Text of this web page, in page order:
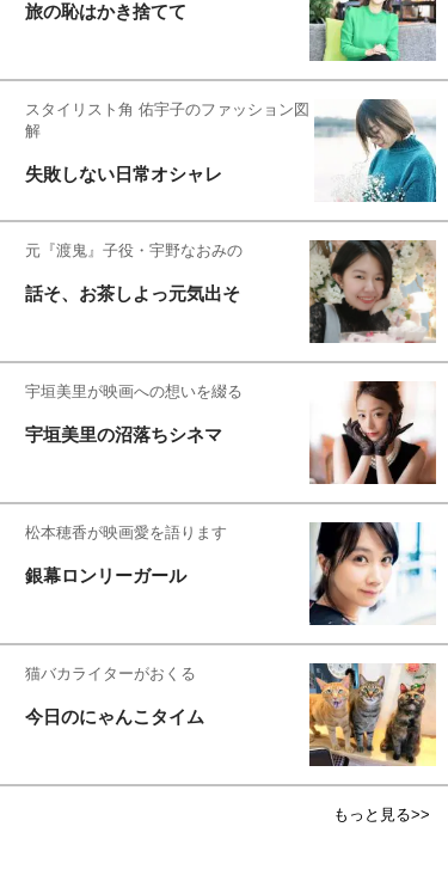
旅の恥はかき捨てて
スタイリスト角 佑宇子のファッション図
解
失敗しない日常オシャレ
元『渡鬼』子役・宇野なおみの
話そ、お茶しよっ元気出そ
宇垣美里が映画への想いを綴る
宇垣美里の沼落ちシネマ
松本穂香が映画愛を語ります
銀幕ロンリーガール
猫バカライターがおくる
今日のにゃんこタイム
もっと見る>>